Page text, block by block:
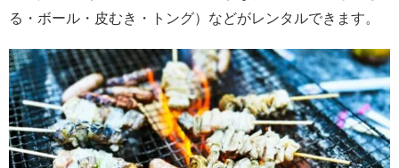
る・ボール・皮むき・トング）などがレンタルできます。